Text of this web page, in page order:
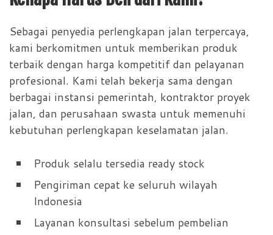
Sebagai penyedia perlengkapan jalan terpercaya,
kami berkomitmen untuk memberikan produk
terbaik dengan harga kompetitif dan pelayanan
profesional. Kami telah bekerja sama dengan
berbagai instansi pemerintah, kontraktor proyek
jalan, dan perusahaan swasta untuk memenuhi
kebutuhan perlengkapan keselamatan jalan.
Produk selalu tersedia ready stock
Pengiriman cepat ke seluruh wilayah
Indonesia
Layanan konsultasi sebelum pembelian